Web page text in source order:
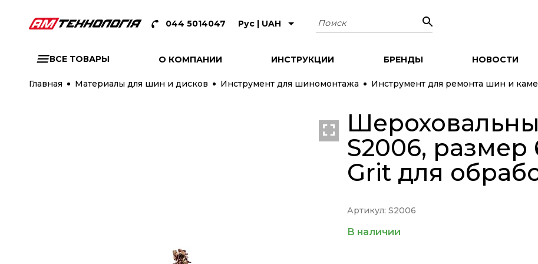
044 5014047 Рус | UAH Поиск
ВСЕ ТОВАРЫ О КОМПАНИИ ИНСТРУКЦИИ БРЕНДЫ НОВОСТИ
Главная Материалы для шин и дисков Инструмент для шиномонтажа Инструмент для ремонта шин и
S2006, размер
Grit для
Артикул: S2006
В наличии